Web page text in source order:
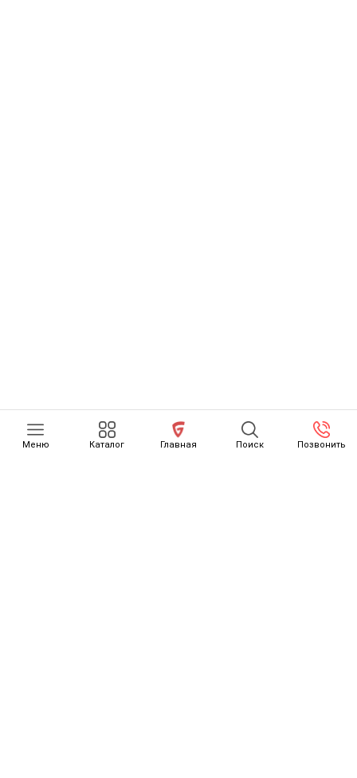
Меню Каталог Главная Поиск Позвонить